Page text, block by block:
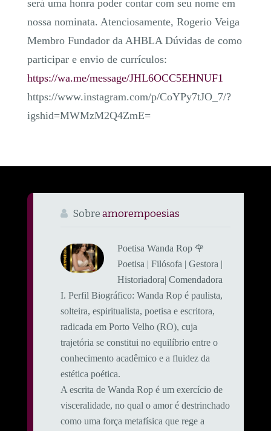
será uma honra poder contar com seu nome em
nossa nominata. Atenciosamente, Rogerio Veiga
Membro Fundador da AHBLA Dúvidas de como
participar e envio de currículos:
https://wa.me/message/JHL6OCC5EHNUF1
https://www.instagram.com/p/CoYPy7tJO_7/?
igshid=MWMzM2Q4ZmE=
Sobre amorempoesias
Poetisa Wanda Rop 🌹
Poetisa | Filósofa | Gestora |
Historiadora| Comendadora
​I. Perfil Biográfico: ​Wanda Rop é paulista,
solteira, espiritualista, poetisa e escritora,
radicada em Porto Velho (RO), cuja
trajetória se constitui no equilíbrio entre o
conhecimento acadêmico e a fluidez da
estética poética.
A escrita de Wanda Rop é um exercício de
visceralidade, no qual o amor é destrinchado
como uma força metafísica que rege a